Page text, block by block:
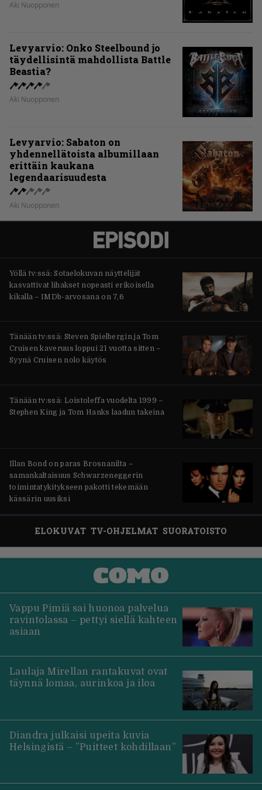
Aki Nuopponen
Levyarvio: Onko Steelbound jo
täydellisintä mahdollista Battle
Beastia?
Aki Nuopponen
Levyarvio: Sabaton on
yhdennellätoista albumillaan
erittäin kaukana
legendaarisuudesta
Aki Nuopponen
Yöllä tv:ssä: Sotaelokuvan näyttelijät
kasvattivat lihakset nopeasti erikoisella
kikalla – IMDb-arvosana on 7,6
Tänään tv:ssä: Steven Spielbergin ja Tom
Cruisen kaveruus loppui 21 vuotta sitten –
Syynä Cruisen nolo käytös
Tänään tv:ssä: Loistoleffa vuodelta 1999 –
Stephen King ja Tom Hanks laadun takeina
Illan Bond on paras Brosnanilta –
samankaltaisuus Schwarzeneggerin
toimintatykitykseen pakotti tekemään
kässärin uusiksi
ELOKUVAT TV-OHJELMAT SUORATOISTO
Vappu Pimiä sai huonoa palvelua
ravintolassa – pettyi siellä kahteen
asiaan
Laulaja Mirellan rantakuvat ovat
täynnä lomaa, aurinkoa ja iloa
Diandra julkaisi upeita kuvia
Helsingistä – ”Puitteet kohdillaan”